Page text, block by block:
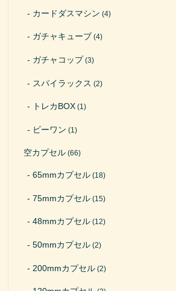
カードダスマシン (4)
ガチャキューブ (4)
ガチャコップ(3)
スパイラックス (2)
トレカBOX (1)
ビーワン (1)
空カプセル (66)
65mmカプセル (18)
75mmカプセル (15)
48mmカプセル (12)
50mmカプセル (2)
200mmカプセル (2)